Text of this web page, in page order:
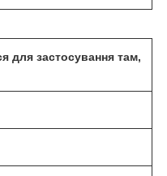
для застосування там,